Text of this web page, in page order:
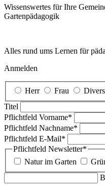
Wissenswertes für Ihre
Garten­pädagogik
Alles rund ums Lernen für
Anmelden
Herr Frau
Divers
Titel
Pflichtfeld Vorname*
Pflichtfeld Nachname*
Pflichtfeld E-Mail*
Pflichtfeld Newsletter*
Natur im Garten